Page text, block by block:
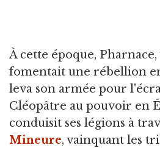
À cette époque,
fomentait une rébellion
leva son armée pour
Cléopâtre au pouvoir en
conduisit ses légions à
Mineure, vainquant les